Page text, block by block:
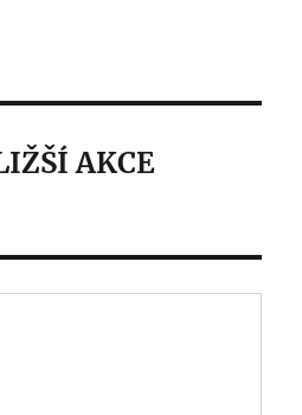
AKCE
celodenní
Simson v sobotu